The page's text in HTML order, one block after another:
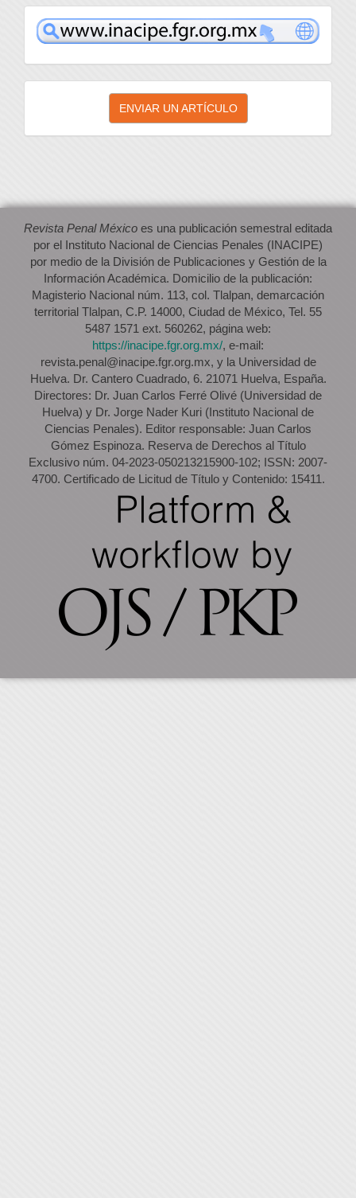
inacipe
Enviar
artículo
ENVIAR UN ARTÍCULO
Revista Penal México es una publicación semestral editada
por el Instituto Nacional de Ciencias Penales (INACIPE)
por medio de la División de Publicaciones y Gestión de la
Información Académica. Domicilio de la publicación:
Magisterio Nacional núm. 113, col. Tlalpan, demarcación
territorial Tlalpan, C.P. 14000, Ciudad de México, Tel. 55
5487 1571 ext. 560262, página web:
https://inacipe.fgr.org.mx/, e-mail:
revista.penal@inacipe.fgr.org.mx, y la Universidad de
Huelva. Dr. Cantero Cuadrado, 6. 21071 Huelva, España.
Directores: Dr. Juan Carlos Ferré Olivé (Universidad de
Huelva) y Dr. Jorge Nader Kuri (Instituto Nacional de
Ciencias Penales). Editor responsable: Juan Carlos
Gómez Espinoza. Reserva de Derechos al Título
Exclusivo núm. 04-2023-050213215900-102; ISSN: 2007-
4700. Certificado de Licitud de Título y Contenido: 15411.